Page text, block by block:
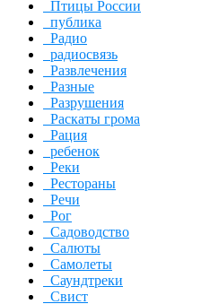
Птицы России
публика
Радио
радиосвязь
Развлечения
Разные
Разрушения
Раскаты грома
Рация
ребенок
Реки
Рестораны
Речи
Рог
Садоводство
Салюты
Самолеты
Саундтреки
Свист